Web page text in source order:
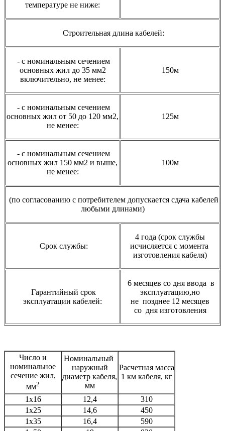
температуре не ниже:
Строительная длина кабелей:
- с номинальным сечением
основных жил до 35 мм2
включительно, не менее:
150м
- с номинальным сечением
основных жил от 50 до 120 мм2,
не менее:
125м
- с номинальным сечением
основных жил 150 мм2 и выше,
не менее:
100м
(по согласованию с потребителем допускается сдача кабелей
любыми длинами)
Срок службы:
4 года (срок службы
исчисляется с момента
изготовления кабеля)
Гарантийный срок
эксплуатации кабелей:
6 месяцев со дня ввода в
эксплуатацию,но
не позднее 12 месяцев
со дня изготовления
Число и
номинальное
сечение жил,
мм2
Номинальный
наружный
диаметр кабеля,
мм
Расчетная масса
1 км кабеля, кг
1х16 12,4
310
1х25
14,6
450
1х35
16,4
590